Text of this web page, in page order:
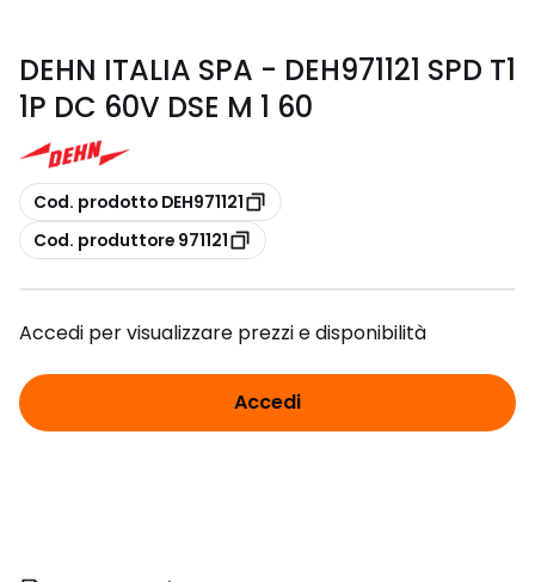
DEHN ITALIA SPA - DEH971121 SPD T1
1P DC 60V DSE M 1 60
copia
Cod. prodotto DEH971121
copia
Cod. produttore 971121
Accedi per visualizzare prezzi e disponibilità
Accedi